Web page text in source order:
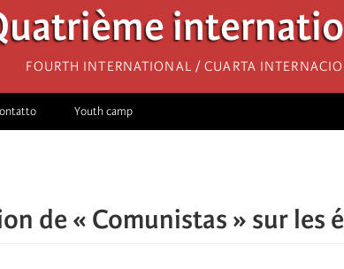
Fourth International / Cuarta
Youth camp
de « Comunistas » sur les